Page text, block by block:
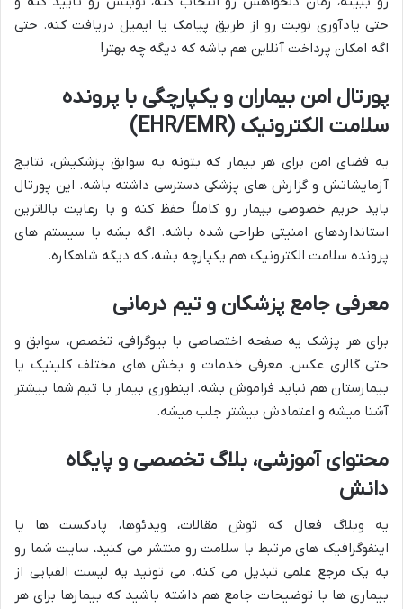
حتی یادآوری نوبت رو از طریق پیامک یا ایمیل دریافت کنه. حتی
اگه امکان پرداخت آنلاین هم باشه که دیگه چه بهتر!
پورتال امن بیماران و یکپارچگی با پرونده
سلامت الکترونیک (EHR/EMR)
یه فضای امن برای هر بیمار که بتونه به سوابق پزشکیش، نتایج
آزمایشاتش و گزارش های پزشکی دسترسی داشته باشه. این پورتال
باید حریم خصوصی بیمار رو کاملاً حفظ کنه و با رعایت بالاترین
استانداردهای امنیتی طراحی شده باشه. اگه بشه با سیستم های
پرونده سلامت الکترونیک هم یکپارچه بشه، که دیگه شاهکاره.
معرفی جامع پزشکان و تیم درمانی
برای هر پزشک یه صفحه اختصاصی با بیوگرافی، تخصص، سوابق و
حتی گالری عکس. معرفی خدمات و بخش های مختلف کلینیک یا
بیمارستان هم نباید فراموش بشه. اینطوری بیمار با تیم شما بیشتر
آشنا میشه و اعتمادش بیشتر جلب میشه.
محتوای آموزشی، بلاگ تخصصی و پایگاه
دانش
یه وبلاگ فعال که توش مقالات، ویدئوها، پادکست ها یا
اینفوگرافیک های مرتبط با سلامت رو منتشر می کنید، سایت شما رو
به یک مرجع علمی تبدیل می کنه. می تونید یه لیست الفبایی از
بیماری ها با توضیحات جامع هم داشته باشید که بیمارها برای هر